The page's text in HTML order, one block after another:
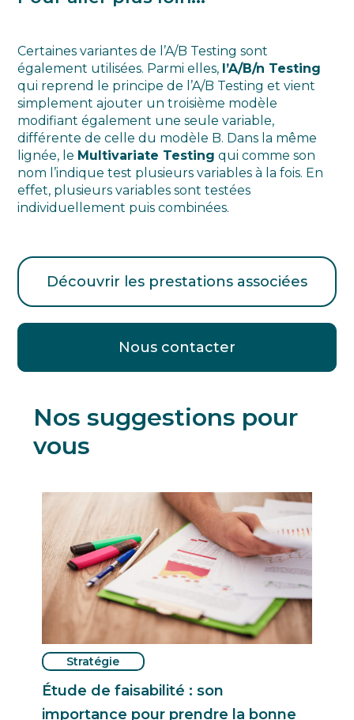
Certaines variantes de l’A/B Testing sont
également utilisées. Parmi elles, l’A/B/n Testing
qui reprend le principe de l’A/B Testing et vient
simplement ajouter un troisième modèle
modifiant également une seule variable,
différente de celle du modèle B. Dans la même
lignée, le Multivariate Testing qui comme son
nom l’indique test plusieurs variables à la fois. En
effet, plusieurs variables sont testées
individuellement puis combinées.
Découvrir les prestations associées
Nous contacter
Nos suggestions pour
vous
Stratégie
Étude de faisabilité : son
importance pour prendre la bonne